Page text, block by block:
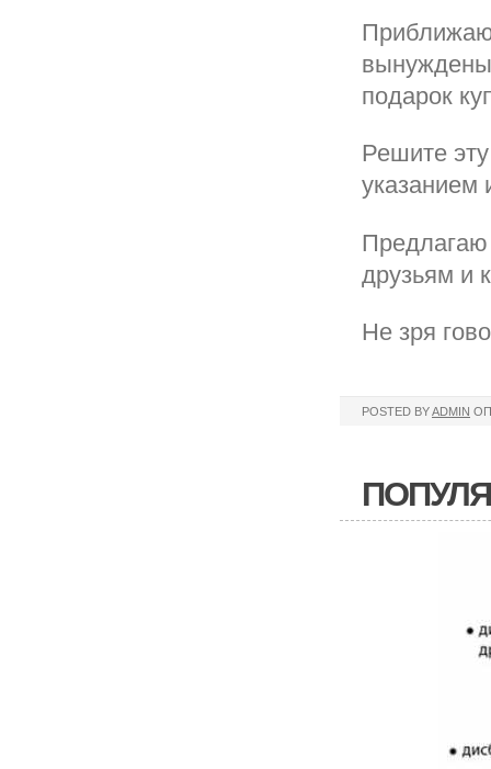
подарок
Решите
указанием
Предлагаю
друзьям и
Не зря
POSTED BYADMIN